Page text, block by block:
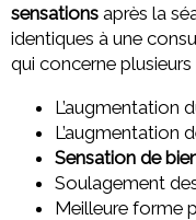
sensations après la
identiques à une
qui concerne plusieurs
L’augmentation
L’augmentation
Sensation de
Soulagement
Meilleure forme